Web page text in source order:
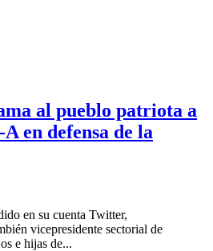
al pueblo patriota a
en defensa de la
en su cuenta Twitter,
vicepresidente sectorial de
e hijas de...